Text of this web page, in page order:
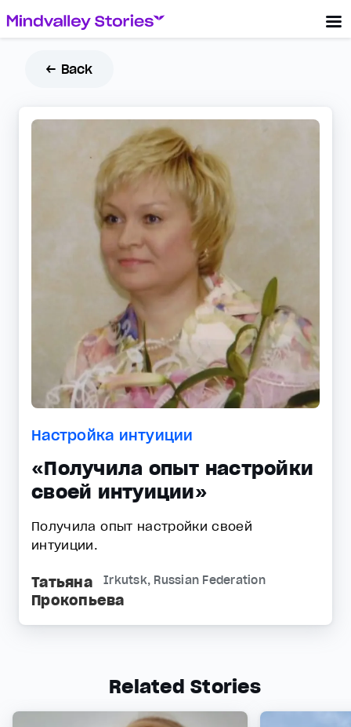
← Back
Настройка интуиции
«Получила опыт настройки
своей интуиции»
Получила опыт настройки своей
интуиции.
Татьяна
Прокопьева
Irkutsk, Russian Federation
Related Stories